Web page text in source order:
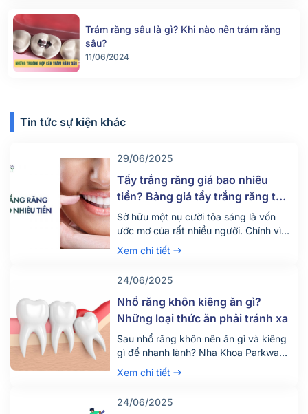
Trám răng sâu là gì? Khi nào nên trám răng
sâu?
11/06/2024
Tin tức sự kiện khác
29/06/2025
Tẩy trắng răng giá bao nhiêu
tiền? Bảng giá tẩy trắng răng tại
nha khoa mới nhất 2025
Sở hữu một nụ cười tỏa sáng là vốn
ước mơ của rất nhiều người. Chính vì
vậy hiện nay có rất nhiều người tìm
đến dịch vụ tẩy trắng răng để thỏa
trắng răng giá bao nhiêu tiền? Quy
trình diễn ra dịch vụ này như […]
Xem chi tiết
24/06/2025
Nhổ răng khôn kiêng ăn gì?
Những loại thức ăn phải tránh xa
Sau nhổ răng khôn nên ăn gì và kiêng
gì để nhanh lành? Nha Khoa Parkway
chia sẻ chế độ ăn uống khoa học giúp
giảm đau, tránh biến chứng. Tìm hiểu
Xem chi tiết
24/06/2025